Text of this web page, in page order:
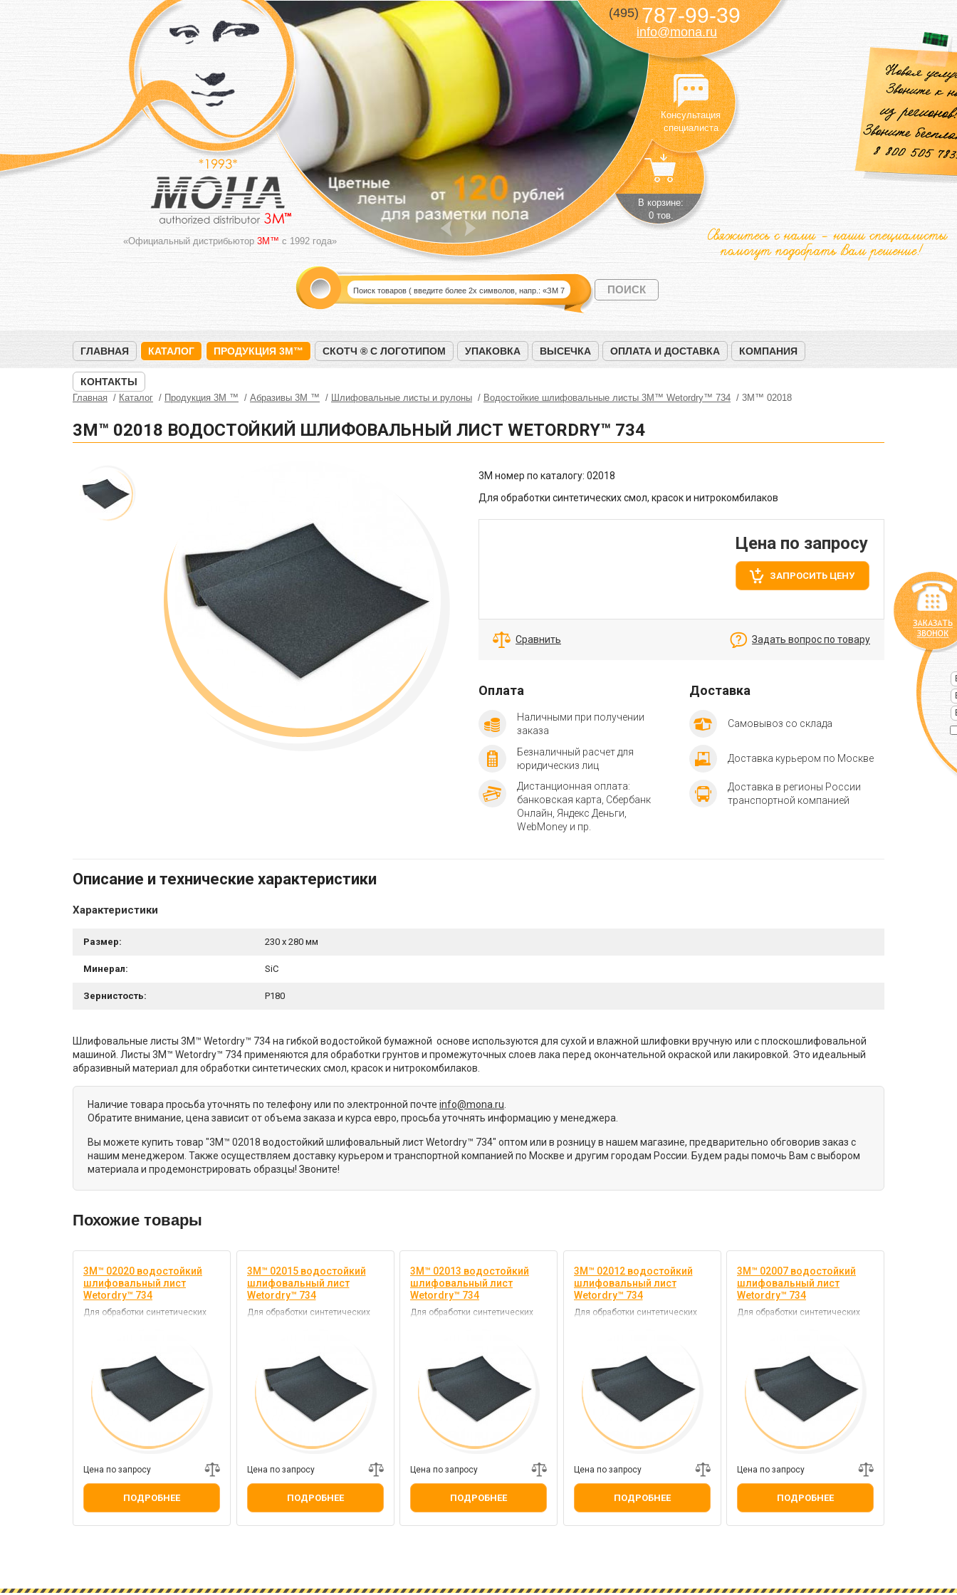
«Официальный дистрибьютор 3M™ с 1992 года»
(495)787-99-39
info@mona.ru
Консультация
специалиста
В корзине:
0 тов.
ГЛАВНАЯ КАТАЛОГ ПРОДУКЦИЯ 3M™ СКОТЧ ® С ЛОГОТИПОМ УПАКОВКА ВЫСЕЧКА ОПЛАТА И ДОСТАВКА КОМПАНИЯ
КОНТАКТЫ
Главная Каталог Продукция 3M ™ Абразивы 3М ™ Шлифовальные листы и рулоны Водостойкие шлифовальные листы 3M™ Wetordry™ 734 3M™ 02018
3M™ 02018 ВОДОСТОЙКИЙ ШЛИФОВАЛЬНЫЙ ЛИСТ WETORDRY™ 734
3M номер по каталогу: 02018
Для обработки синтетических смол, красок и нитрокомбилаков
Цена по запросу
ЗАПРОСИТЬ ЦЕНУ
Сравнить Задать вопрос по товару
Оплата
Наличными при получении
заказа
Безналичный расчет для
юридическиз лиц
Дистанционная оплата:
банковская карта, Сбербанк
Онлайн, Яндекс Деньги,
WebMoney и пр.
Доставка
Самовывоз со склада
Доставка курьером по Москве
Доставка в регионы России
транспортной компанией
Описание и технические характеристики
Характеристики
Размер: 230 x 280 мм
Минерал: SiC
Зернистость: P180
Шлифовальные листы 3M™ Wetordry™ 734 на гибкой водостойкой бумажной основе используются для сухой и влажной шлифовки вручную или с плоскошлифовальной
машиной. Листы 3M™ Wetordry™ 734 применяются для обработки грунтов и промежуточных слоев лака перед окончательной окраской или лакировкой. Это идеальный
абразивный материал для обработки синтетических смол, красок и нитрокомбилаков.
Наличие товара просьба уточнять по телефону или по электронной почте info@mona.ru
Обратите внимание, цена зависит от объема заказа и курса евро, просьба уточнять информацию у менеджера.
Вы можете купить товар "3M™ 02018 водостойкий шлифовальный лист Wetordry™ 734" оптом или в розницу в нашем магазине, предварительно обговорив заказ с
нашим менеджером. Также осуществляем доставку курьером и транспортной компанией по Москве и другим городам России. Будем рады помочь Вам с выбором
материала и продемонстрировать образцы! Звоните!
Похожие товары
3M™ 02020 водостойкий
шлифовальный лист
Wetordry™ 734
Для обработки синтетических
Цена по запросу
ПОДРОБНЕЕ
3M™ 02015 водостойкий
шлифовальный лист
Wetordry™ 734
Для обработки синтетических
Цена по запросу
ПОДРОБНЕЕ
3M™ 02013 водостойкий
шлифовальный лист
Wetordry™ 734
Для обработки синтетических
Цена по запросу
ПОДРОБНЕЕ
3M™ 02012 водостойкий
шлифовальный лист
Wetordry™ 734
Для обработки синтетических
Цена по запросу
ПОДРОБНЕЕ
3M™ 02007 водостойкий
шлифовальный лист
Wetordry™ 734
Для обработки синтетических
Цена по запросу
ПОДРОБНЕЕ